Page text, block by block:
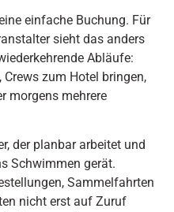
einfache Buchung. Für
sieht das anders
Abläufe:
zum Hotel bringen,
morgens mehrere
der planbar arbeitet und
Schwimmen gerät.
Sammelfahrten
nicht erst auf Zuruf